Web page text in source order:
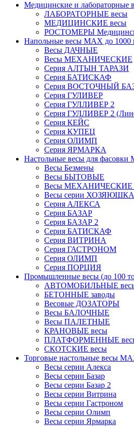
Медицинские и лабораторные
ЛАБОРАТОРНЫЕ весы
МЕДИЦИНСКИЕ весы
РОСТОМЕРЫ
Напольные весы MAX до 1000
Весы ДАЧНЫЕ
Весы МЕХАНИЧЕСКИЕ
Серия АЛТЫН ТАРАЗИ
Серия БАТИСКАФ
Серия ВОСТОЧНЫЙ
Серия ГУЛИВЕР
Серия ГУЛЛИВЕР 2
Серия ГУЛЛИВЕР 2
Серия КЕЙС
Серия КУПЕЦ
Серия ОЛИМП
Серия ЯРМАРКА
Настольные весы для фасовки
Весы Безмены
Весы БЫТОВЫЕ
Весы МЕХАНИЧЕСКИЕ
Весы серии ХОЗЯЮШКА
Серия АЛЕКСА
Серия БАЗАР
Серия БАЗАР 2
Серия БАТИСКАФ
Серия ВИТРИНА
Серия ГАСТРОНОМ
Серия ОЛИМП
Серия ПОРЦИЯ
Промышленные весы (до 100
АВТОМОБИЛЬНЫЕ
БЕТОННЫЕ заводы
Весовые ДОЗАТОРЫ
Весы БАЛОЧНЫЕ
Весы ПАЛЕТНЫЕ
КРАНОВЫЕ весы
ПЛАТФОРМЕННЫЕ
СКОТСКИЕ весы
Торговые настольные весы
Весы серии Алекса
Весы серии Базар
Весы серии Базар 2
Весы серии Витрина
Весы серии Гастроном
Весы серии Олимп
Весы серии Ярмарка